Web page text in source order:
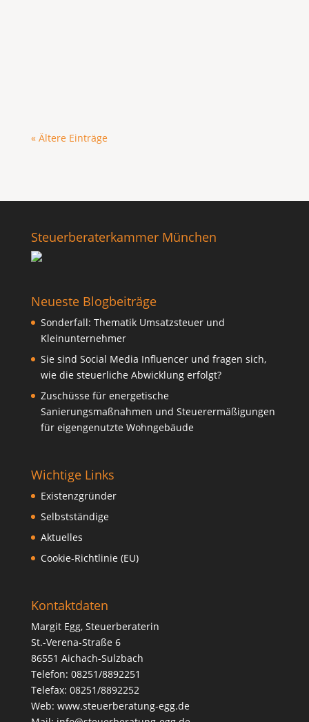
« Ältere Einträge
Steuerberaterkammer München
Neueste Blogbeiträge
Sonderfall: Thematik Umsatzsteuer und
Kleinunternehmer
Sie sind Social Media Influencer und fragen sich,
wie die steuerliche Abwicklung erfolgt?
Zuschüsse für energetische
Sanierungsmaßnahmen und Steuerermäßigungen
für eigengenutzte Wohngebäude
Wichtige Links
Existenzgründer
Selbstständige
Aktuelles
Cookie-Richtlinie (EU)
Kontaktdaten
Margit Egg, Steuerberaterin
St.-Verena-Straße 6
86551 Aichach-Sulzbach
Telefon: 08251/8892251
Telefax: 08251/8892252
Web: www.steuerberatung-egg.de